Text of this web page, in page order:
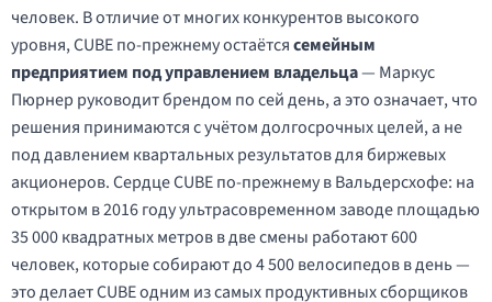
человек. В отличие от многих конкурентов высокого
уровня, CUBE по-прежнему остаётсясемейным
предприятием под управлением владельца— Маркус
Пюрнер руководит брендом по сей день, а это означает, что
решения принимаются с учётом долгосрочных целей, а не
под давлением квартальных результатов для биржевых
акционеров. Сердце CUBE по-прежнему в Вальдерсхофе: на
открытом в 2016 году ультрасовременном заводе площадью
35 000 квадратных метров в две смены работают 600
человек, которые собирают до 4 500 велосипедов в день —
это делает CUBE одним из самых продуктивных сборщиков